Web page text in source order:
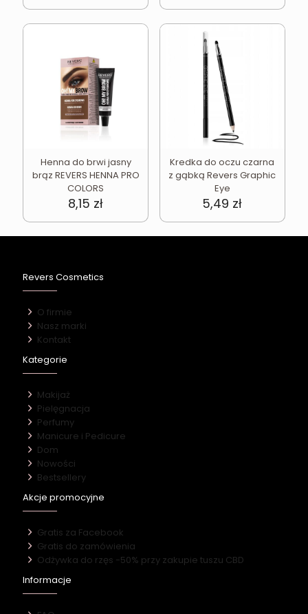
Henna do brwi jasny
brąz REVERS HENNA PRO
COLORS
8,15 zł
Kredka do oczu czarna
z gąbką Revers Graphic
Eye
5,49 zł
Revers Cosmetics
O firmie
Nasz marki
Kontakt
Kategorie
Makijaż
Pielęgnacja
Perfumy
Manicure i Pedicure
Dom
Nowości
Bestsellery
Akcje promocyjne
Gratis za Facebook
Gratis do zamówienia
Odżywka do rzęs -50% przy zakupie tuszu CBD
Informacje